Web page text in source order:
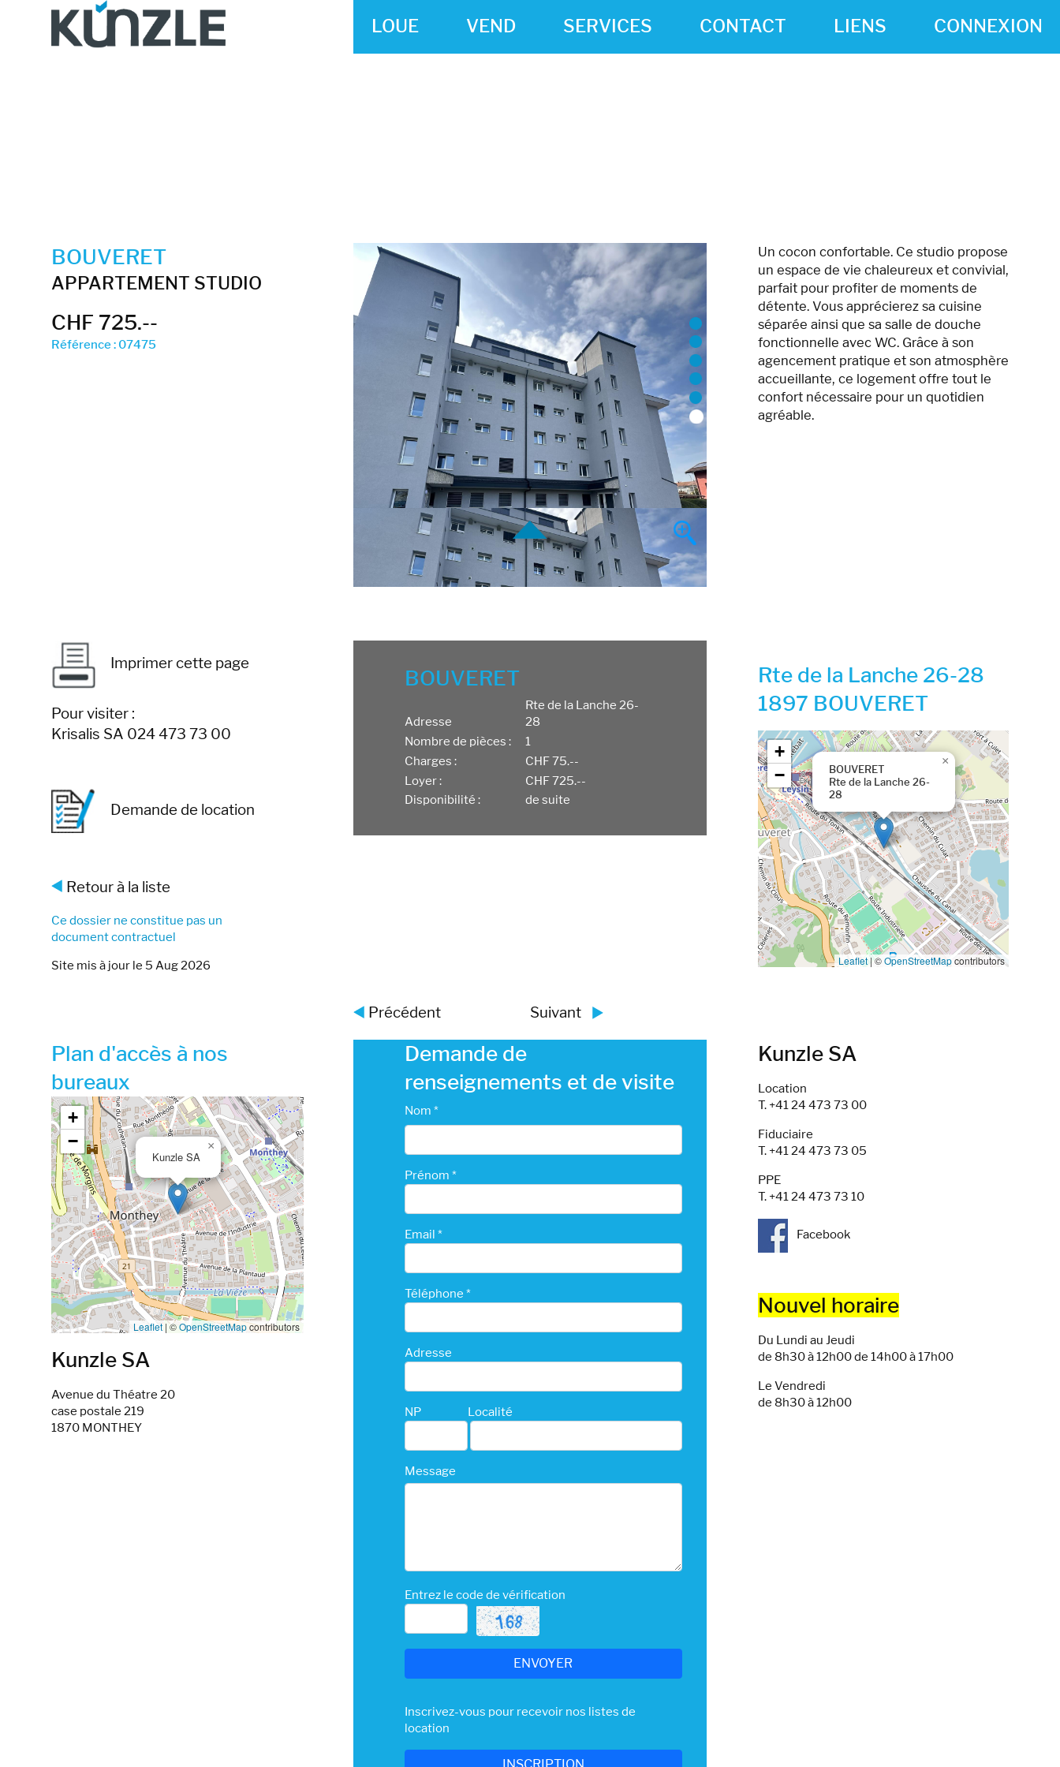
LOUE VEND SERVICES CONTACT LIENS CONNEXION
BOUVERET
APPARTEMENT STUDIO
CHF 725.--
Référence : 07475
Un cocon confortable. Ce studio propose
un espace de vie chaleureux et convivial,
parfait pour profiter de moments de
détente. Vous apprécierez sa cuisine
séparée ainsi que sa salle de douche
fonctionnelle avec WC. Grâce à son
agencement pratique et son atmosphère
accueillante, ce logement offre tout le
confort nécessaire pour un quotidien
agréable.
Imprimer cette page
Pour visiter :
Krisalis SA 024 473 73 00
Demande de location
Retour à la liste
Ce dossier ne constitue pas un
document contractuel
Site mis à jour le 5 Aug 2026
BOUVERET
Adresse
Rte de la Lanche 26-
28
Nombre de pièces :
1
Charges :
CHF 75.--
Loyer :
CHF 725.--
Disponibilité :
de suite
Rte de la Lanche 26-28
1897 BOUVERET
Google map
BOUVERET
Rte de la Lanche 26-
28
×
+
−
Leaflet |©OpenStreetMapcontributors
Précédent Suivant
Plan d'accès à nos
bureaux
Google map_canvas_agence
Kunzle SA
×
+
−
Leaflet |©OpenStreetMapcontributors
Kunzle SA
Avenue du Théatre 20
case postale 219
1870 MONTHEY
Demande de
renseignements et de visite
Nom *
Prénom *
Email *
Téléphone *
Adresse
NP Localité
Message
Entrez le code de vérification
Inscrivez-vous pour recevoir nos listes de
location
Kunzle SA
Location
T. +41 24 473 73 00
Fiduciaire
T. +41 24 473 73 05
PPE
T. +41 24 473 73 10
Facebook
Nouvel horaire
Du Lundi au Jeudi
de 8h30 à 12h00 de 14h00 à 17h00
Le Vendredi
de 8h30 à 12h00